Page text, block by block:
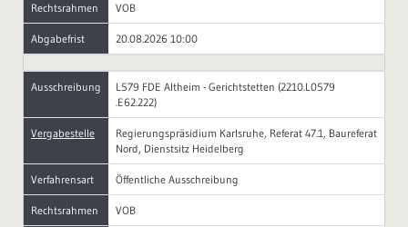
Rechtsrahmen VOB
Abgabefrist 20.08.2026 10:00
Ausschreibung
L579 FDE Altheim - Gerichtstetten (2210.L0579
.E62.222)
Vergabestelle
Regierungspräsidium Karlsruhe, Referat 47.1, Baureferat
Nord, Dienstsitz Heidelberg
Verfahrensart Öffentliche Ausschreibung
Rechtsrahmen VOB